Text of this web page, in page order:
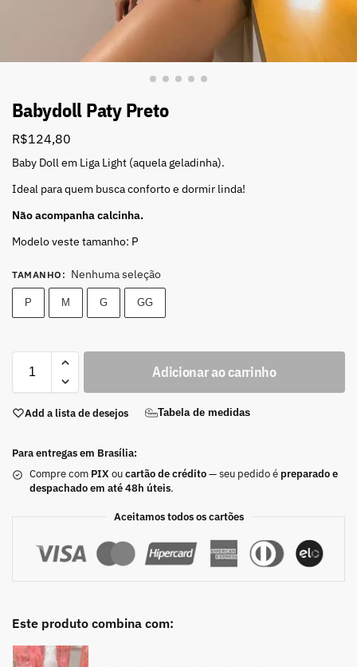
Babydoll Paty Preto
R$124,80
Baby Doll em Liga Light (aquela geladinha).
Ideal para quem busca conforto e dormir linda!
Não acompanha calcinha.
Modelo veste tamanho: P
TAMANHO : Nenhuma seleção
P M G GG
Adicionar ao carrinho
Add a lista de desejos Tabela de medidas
Para entregas em Brasília:
Compre com PIX oucartão de crédito— seu pedido é preparado e
despachado em até 48h úteis.
Aceitamos todos os cartões
Este produto combina com: